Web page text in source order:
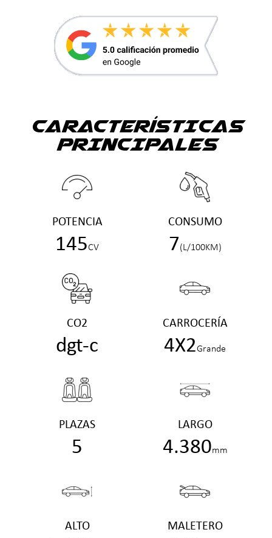
CARACTERÍSTICAS
PRINCIPALES
POTENCIA
145CV
CONSUMO
7(L/100KM)
CO2
dgt-c
CARROCERÍA
4X2Grande
PLAZAS
5
LARGO
4.380mm
ALTO MALETERO